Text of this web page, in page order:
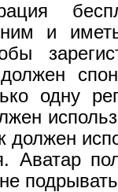
и
одну
должен
Аватар